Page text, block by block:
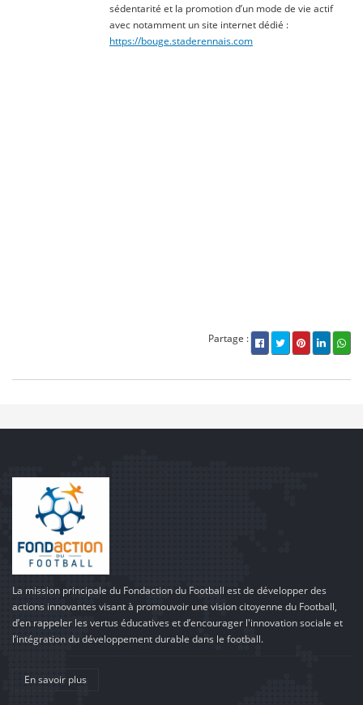
sédentarité et la promotion d’un mode de vie actif
avec notamment un site internet dédié :
https://bouge.staderennais.com
Partage :
La mission principale du Fondaction du Football est de développer des
actions innovantes visant à promouvoir une vision citoyenne du Football,
d’en rappeler les vertus éducatives et d’encourager l'innovation sociale et
l’intégration du développement durable dans le football.
En savoir plus